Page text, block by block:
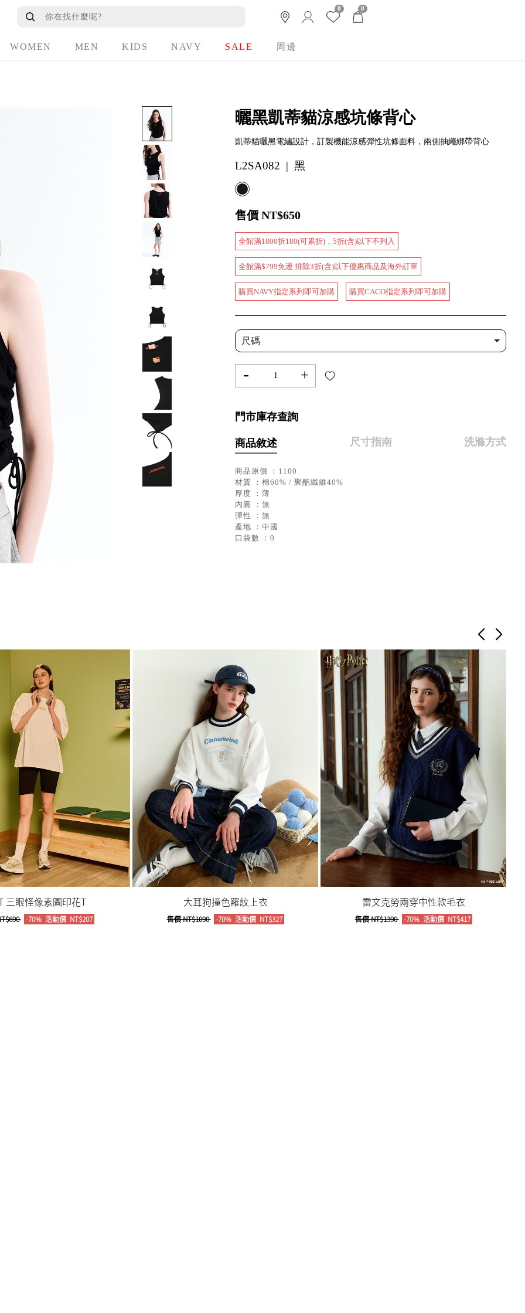
0 0
WOMEN MEN KIDS NAVY SALE 周邊
曬黑凱蒂貓涼感坑條背心
凱蒂貓曬黑電繡設計，訂製機能涼感彈性坑條面料，兩側抽繩綁帶背心
L2SA082 | 黑
售價 NT$650
全館滿1800折180(可累折)，5折(含)以下不列入
全館滿$799免運 排除3折(含)以下優惠商品及海外訂單
購買NAVY指定系列即可加購 購買CACO指定系列即可加購
尺碼
- +
門市庫存查詢
商品敘述 尺寸指南 洗滌方式
商品原價 ：1100
材質 ：棉60% / 聚酯纖維40%
厚度 ：薄
內裏 ：無
彈性 ：無
產地 ：中國
口袋數 ：0
三眼怪像素圖印花T
-70% 活動價NT$207
大耳狗撞色羅紋上衣
售價NT$1090 -70% 活動價NT$327
雷文克勞兩穿中性款毛衣
售價NT$1390 -70% 活動價NT$417